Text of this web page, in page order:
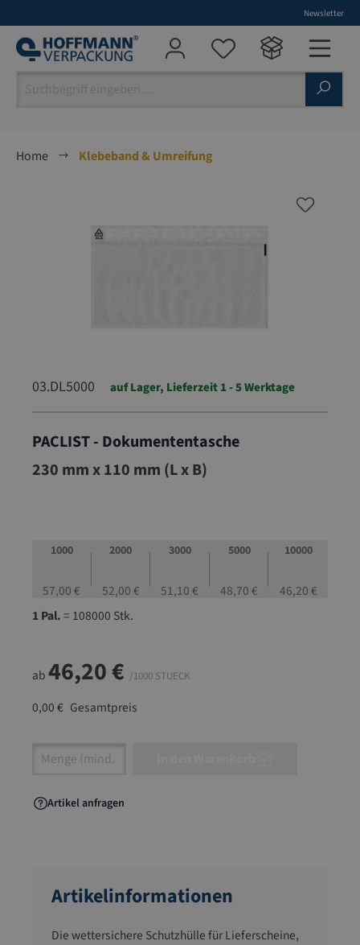
Newsletter
Home
Klebeband & Umreifung
03.DL5000 auf Lager, Lieferzeit 1 - 5 Werktage
PACLIST - Dokumententasche
03.DL5000
230 mm x 110 mm (L x B)
1000
57,00 €
2000
52,00 €
3000
51,10 €
5000
48,70 €
10000
46,20 €
1 Pal.= 108000 Stk.
ab46,20 € /1000 STUECK
0,00 € Gesamtpreis
Artikel Anzahl: Gib den gewünschten Wert
Artikel anfragen
Artikelinformationen
Die wettersichere Schutzhülle für Lieferscheine,